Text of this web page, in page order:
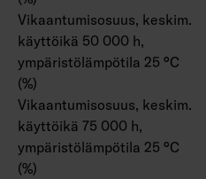
Vikaantumisosuus, keskim.
käyttöikä 50 000 h,
ympäristölämpötila 25 °C
(%)
Vikaantumisosuus, keskim.
käyttöikä 75 000 h,
ympäristölämpötila 25 °C
(%)